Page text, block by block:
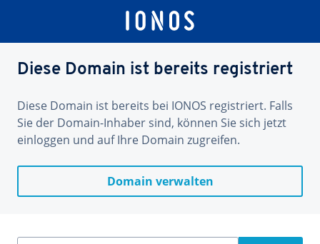
Diese Domain ist bereits registriert
Diese Domain ist bereits bei IONOS registriert. Falls
Sie der Domain-Inhaber sind, können Sie sich jetzt
einloggen und auf Ihre Domain zugreifen.
Domain verwalten